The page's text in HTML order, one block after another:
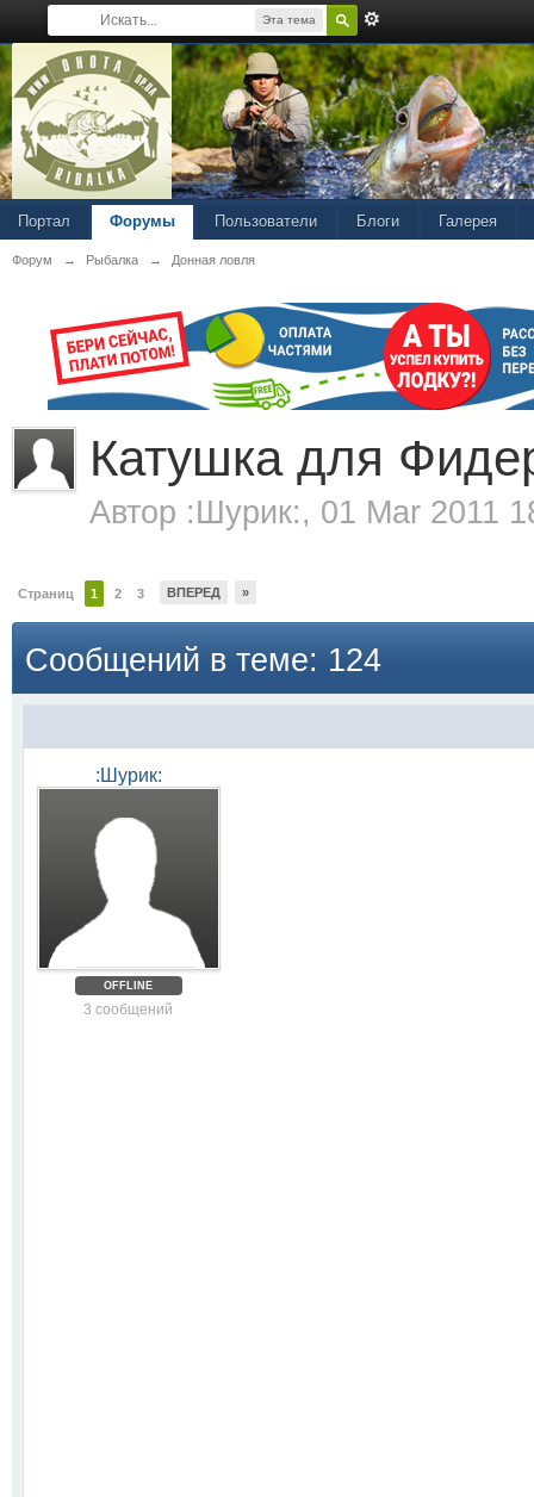
Эта тема
Портал Форумы Пользователи Блоги Галерея
Форум → Рыбалка → Донная ловля
Катушка для
Автор :Шурик:, 01 Mar 2011
Страниц 1 2 3 ВПЕРЕД »
Сообщений в теме: 124
:Шурик:
OFFLINE
3 сообщений